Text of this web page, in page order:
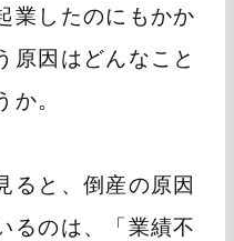
業したのにもかか
原因はどんなこと
か。
ると、倒産の原因
るのは、「業績不